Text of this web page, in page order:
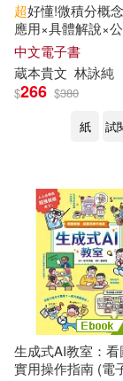
全國建築
全國會計
全國會計
全國電腦
全國電
全華研究
超好懂!微積分概
應用×具體解說×
乘除法就能掌握微
書)
中文電子書
蔵本貴文 林詠純
$266 $380
紙
試
生成式AI教室：看
實用操作指南 (電